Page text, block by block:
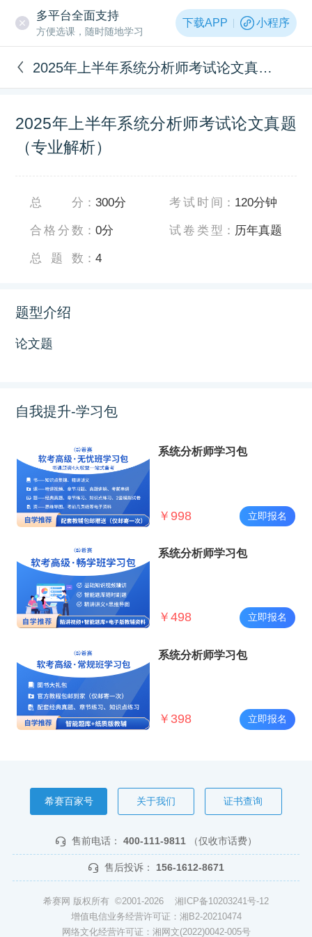
多平台全面支持
方便选课，随时随地学习
下载APP 小程序
2025年上半年系统分析师考试论文真题（专业解析）
2025年上半年系统分析师考试论文真题
（专业解析）
总分 ：300分
合格分数 ：0分
总题数 ：4
考试时间 ： 120分钟
试卷类型 ： 历年真题
题型介绍
论文题
自我提升-学习包
系统分析师学习包
￥ 998 立即报名
系统分析师学习包
￥ 498 立即报名
系统分析师学习包
￥ 398 立即报名
希赛百家号 关于我们 证书查询
售前电话： 400-111-9811 （仅收市话费）
售后投诉： 156-1612-8671
希赛网 版权所有 ©2001-2026 湘ICP备10203241号-12
增值电信业务经营许可证：湘B2-20210474
网络文化经营许可证：湘网文(2022)0042-005号